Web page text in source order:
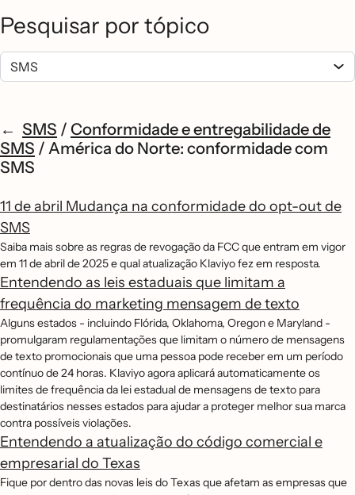
Pesquisar por tópico
SMS / Conformidade e entregabilidade de
SMS / América do Norte: conformidade com
SMS
11 de abril Mudança na conformidade do opt-out de
SMS
Saiba mais sobre as regras de revogação da FCC que entram em vigor
em 11 de abril de 2025 e qual atualização Klaviyo fez em resposta.
Entendendo as leis estaduais que limitam a
frequência do marketing mensagem de texto
Alguns estados - incluindo Flórida, Oklahoma, Oregon e Maryland -
promulgaram regulamentações que limitam o número de mensagens
de texto promocionais que uma pessoa pode receber em um período
contínuo de 24 horas. Klaviyo agora aplicará automaticamente os
limites de frequência da lei estadual de mensagens de texto para
destinatários nesses estados para ajudar a proteger melhor sua marca
contra possíveis violações.
Entendendo a atualização do código comercial e
empresarial do Texas
Fique por dentro das novas leis do Texas que afetam as empresas que